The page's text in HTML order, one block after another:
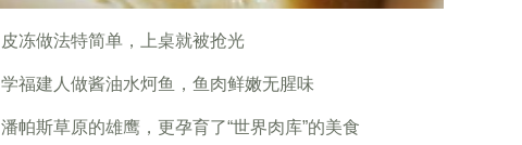
皮冻做法特简单，上桌就被抢光
学福建人做酱油水炣鱼，鱼肉鲜嫩无腥味
潘帕斯草原的雄鹰，更孕育了“世界肉库”的美食